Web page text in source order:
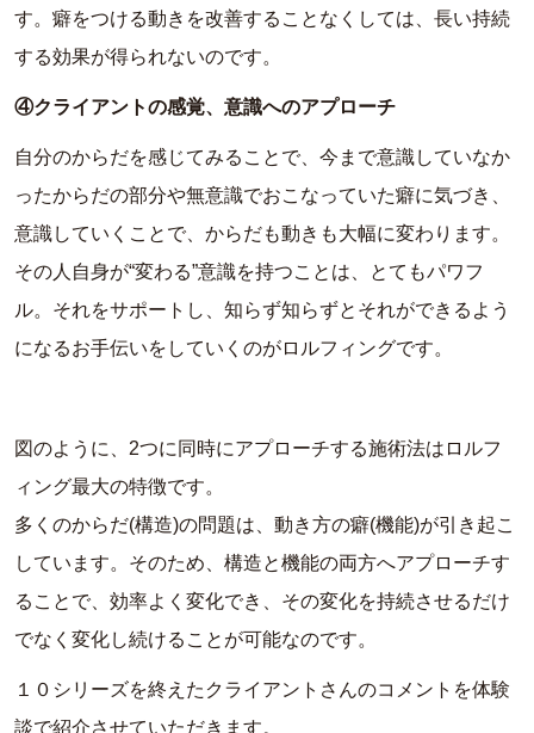
す。 癖をつける動きを改善することなくしては、 長い持続
する効果が得られないのです。
④クライアントの感覚、意識へのアプローチ
自分のからだを感じてみることで、 今まで意識していなか
ったからだの部分や無意識でおこなっていた癖に気づき、
意識していくことで、 からだも動きも大幅に変わります。
その人自身が“変わる”意識を持つことは、とてもパワフ
ル。それをサポートし、 知らず知らずとそれができるよう
になるお手伝いをしていくのがロ ルフィングです。
図のように、2つに同時にアプローチする施術法はロルフ
ィング最大の特徴です。
多くのからだ(構造)の問題は、動き方の癖(機能)が引き起こ
しています。そのため、構造と機能の両方へアプローチす
ることで、効率よく変化でき、その変化を持続させるだけ
でなく変化し続けることが可能なのです。
１０シリーズを終えたクライアントさんのコメントを体験
談で紹介させていただきます。